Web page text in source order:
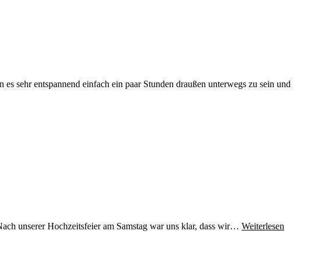
sehr entspannend einfach ein paar Stunden draußen unterwegs zu sein und
unserer Hochzeitsfeier am Samstag war uns klar, dass wir… Weiterlesen